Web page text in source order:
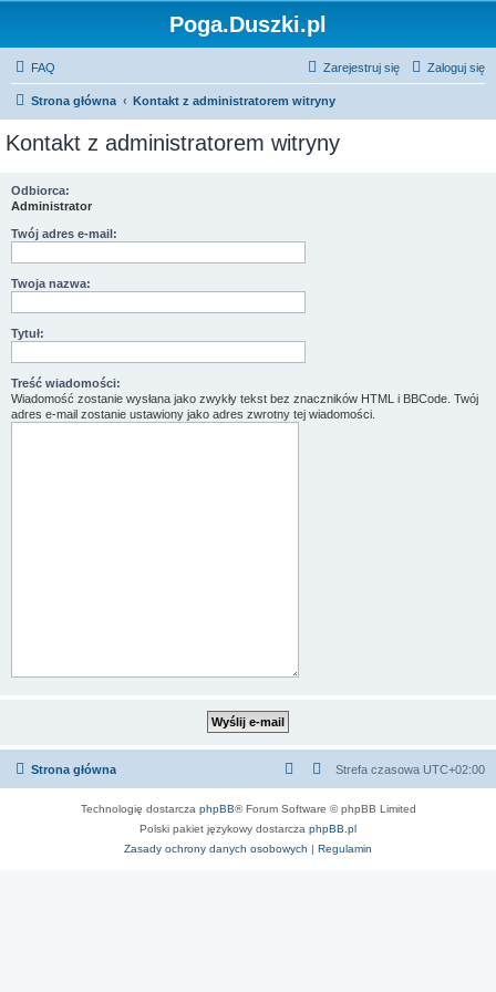
Poga.Duszki.pl
FAQ Zaloguj się
Zarejestruj się
Strona główna Kontakt z administratorem witryny
Kontakt z administratorem witryny
Odbiorca:
Administrator
Twój adres e-mail:
Twoja nazwa:
Tytuł:
Treść wiadomości:
Wiadomość zostanie wysłana jako zwykły tekst bez znaczników HTML i BBCode. Twój
adres e-mail zostanie ustawiony jako adres zwrotny tej wiadomości.
Strona główna Strefa czasowa UTC+02:00
Technologię dostarcza phpBB® Forum Software © phpBB Limited
Polski pakiet językowy dostarcza phpBB.pl
Zasady ochrony danych osobowych | Regulamin